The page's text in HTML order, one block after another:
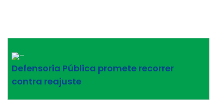
–
Defensoria Pública promete recorrer
contra reajuste